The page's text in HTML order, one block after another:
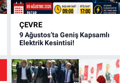
ÇEVRE
9 Ağustos’ta Geniş Kapsamlı
Elektrik Kesintisi!